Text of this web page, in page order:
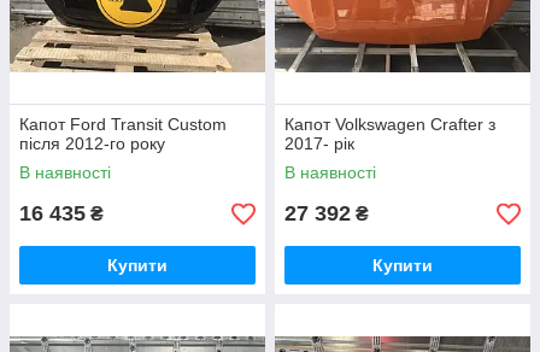
Капот Ford Transit Custom
після 2012-го року
В наявності
16 435 ₴
Купити
Капот Volkswagen Crafter з
2017- рік
В наявності
27 392 ₴
Купити